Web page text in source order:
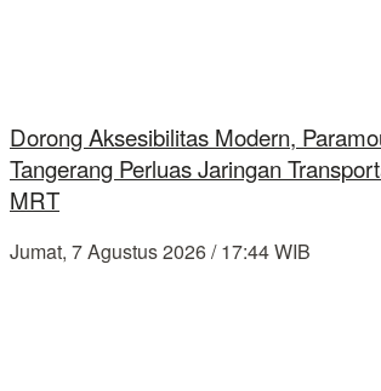
Dorong Aksesibilitas Modern,
Tangerang Perluas Jaringan
MRT
Jumat, 7 Agustus 2026 / 17:44 WIB